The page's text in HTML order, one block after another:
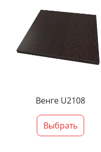
Венге U2108
Выбрать